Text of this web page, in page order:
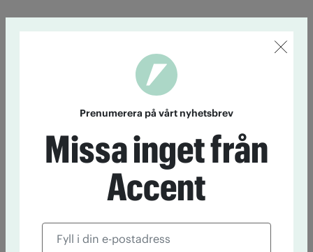
Prenumerera på vårt nyhetsbrev
Missa inget från
Accent